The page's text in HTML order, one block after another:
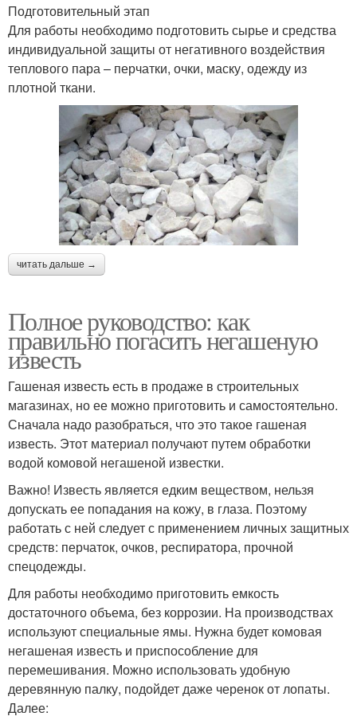
Подготовительный этап
Для работы необходимо подготовить сырье и средства
индивидуальной защиты от негативного воздействия
теплового пара – перчатки, очки, маску, одежду из
плотной ткани.
читать дальше →
Полное руководство: как
правильно погасить негашеную
известь
Гашеная известь есть в продаже в строительных
магазинах, но ее можно приготовить и самостоятельно.
Сначала надо разобраться, что это такое гашеная
известь. Этот материал получают путем обработки
водой комовой негашеной известки.
Важно! Известь является едким веществом, нельзя
допускать ее попадания на кожу, в глаза. Поэтому
работать с ней следует с применением личных защитных
средств: перчаток, очков, респиратора, прочной
спецодежды.
Для работы необходимо приготовить емкость
достаточного объема, без коррозии. На производствах
используют специальные ямы. Нужна будет комовая
негашеная известь и приспособление для
перемешивания. Можно использовать удобную
деревянную палку, подойдет даже черенок от лопаты.
Далее: